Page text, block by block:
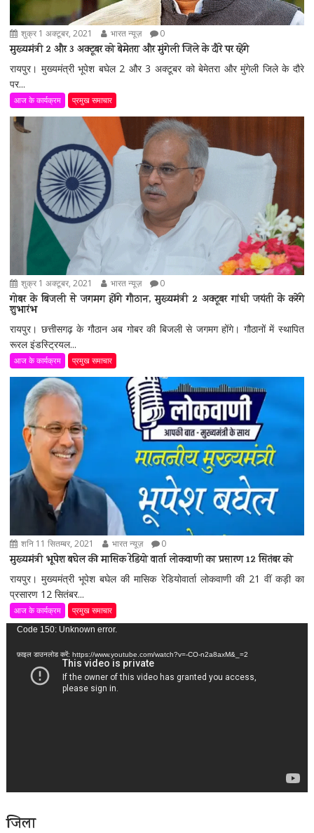
शुक्र 1 अक्टूबर, 2021 भारत न्यूज़ 0
मुख्यमंत्री 2 और 3 अक्टूबर को बेमेतरा और मुंगेली जिले के दौरे पर रहेंगे
रायपुर। मुख्यमंत्री भूपेश बघेल 2 और 3 अक्टूबर को बेमेतरा और मुंगेली जिले के दौरे
पर...
आज के कार्यक्रम प्रमुख समाचार
शुक्र 1 अक्टूबर, 2021 भारत न्यूज़ 0
गोबर के बिजली से जगमग होंगे गौठान, मुख्यमंत्री 2 अक्टूबर गांधी जयंती के करेंगे
शुभारंभ
रायपुर। छत्तीसगढ़ के गौठान अब गोबर की बिजली से जगमग होंगे। गौठानों में स्थापित
रूरल इंडस्ट्रियल...
आज के कार्यक्रम प्रमुख समाचार
शनि 11 सितम्बर, 2021 भारत न्यूज़ 0
मुख्यमंत्री भूपेश बघेल की मासिक रेडियो वार्ता लोकवाणी का प्रसारण 12 सितंबर को
रायपुर। मुख्यमंत्री भूपेश बघेल की मासिक रेडियोवार्ता लोकवाणी की 21 वीं कड़ी का
प्रसारण 12 सितंबर...
आज के कार्यक्रम प्रमुख समाचार
वीडियो
Code 150: Unknown error.
फ़ाइल डाउनलोड करें: https://www.youtube.com/watch?v=-CO-n2a8axM&_=2
जिला